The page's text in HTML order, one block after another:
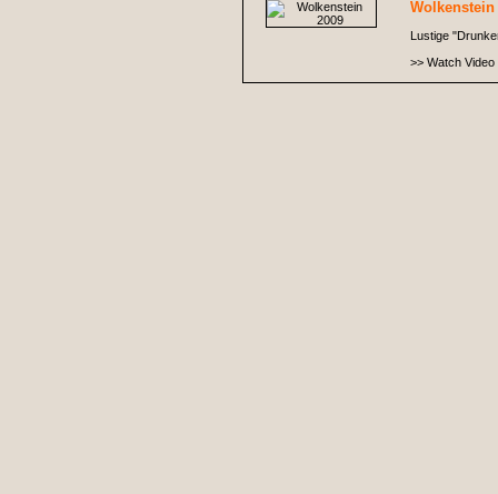
Wolkenstein
Lustige
>> Watch Video